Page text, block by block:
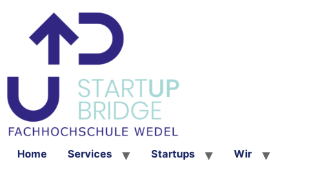
Home Services Startups Wir